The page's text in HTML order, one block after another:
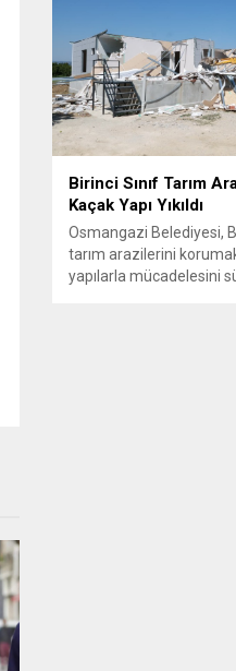
vatandaşlarla güçlü ve
kurmaya öncelik veren
Belediye Başkanı Erkan
belediyecilik...
Birinci Sınıf Tarım
Kaçak Yapı Yıkıldı
Osmangazi Belediyesi,
tarım arazilerini
yapılarla mücadelesini